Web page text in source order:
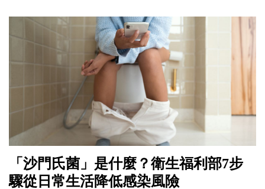
「沙門氏菌」是什麼？衛生福利部7步
驟從日常生活降低感染風險